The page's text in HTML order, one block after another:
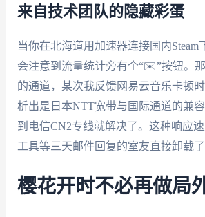
来自技术团队的隐藏彩蛋
当你在北海道用加速器连接国内Steam
会注意到流量统计旁有个“✉️”按钮。
的通道，某次我反馈网易云音乐卡顿
析出是日本NTT宽带与国际通道的兼
到电信CN2专线就解决了。这种响应
工具等三天邮件回复的室友直接卸载了
樱花开时不必再做局